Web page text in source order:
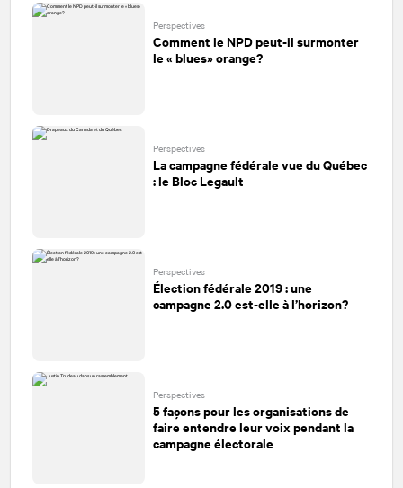
Perspectives
Comment le NPD peut-il surmonter
le « blues» orange?
Perspectives
La campagne fédérale vue du Québec
: le Bloc Legault
Perspectives
Élection fédérale 2019 : une
campagne 2.0 est-elle à l’horizon?
Perspectives
5 façons pour les organisations de
faire entendre leur voix pendant la
campagne électorale